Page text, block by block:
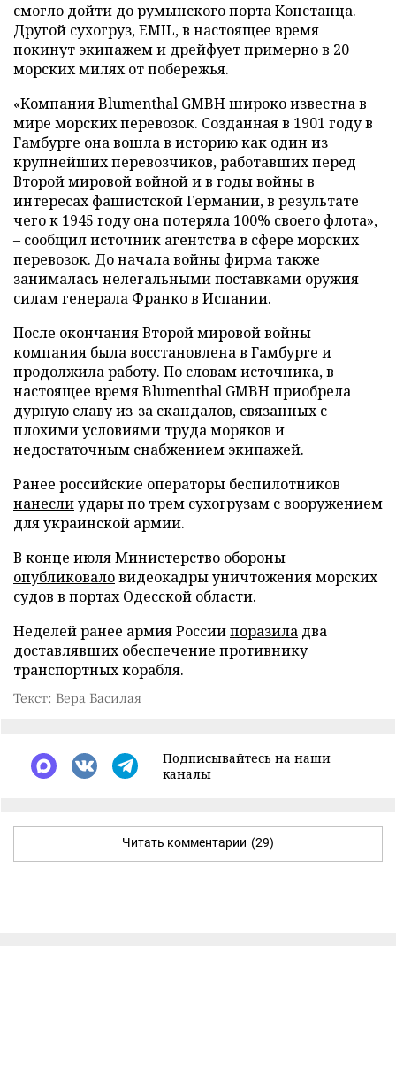
смогло дойти до румынского порта Констанца.
Другой сухогруз, EMIL, в настоящее время
покинут экипажем и дрейфует примерно в 20
морских милях от побережья.
«Компания Blumenthal GMBH широко известна в
мире морских перевозок. Созданная в 1901 году в
Гамбурге она вошла в историю как один из
крупнейших перевозчиков, работавших перед
Второй мировой войной и в годы войны в
интересах фашистской Германии, в результате
чего к 1945 году она потеряла 100% своего флота»,
– сообщил источник агентства в сфере морских
перевозок. До начала войны фирма также
занималась нелегальными поставками оружия
силам генерала Франко в Испании.
После окончания Второй мировой войны
компания была восстановлена в Гамбурге и
продолжила работу. По словам источника, в
настоящее время Blumenthal GMBH приобрела
дурную славу из-за скандалов, связанных с
плохими условиями труда моряков и
недостаточным снабжением экипажей.
Ранее российские операторы беспилотников
нанеслиудары по трем сухогрузам с вооружением
для украинской армии.
В конце июля Министерство обороны
опубликоваловидеокадры уничтожения морских
судов в портах Одесской области.
Неделей ранее армия Россиипоразила два
доставлявших обеспечение противнику
транспортных корабля.
Текст: Вера Басилая
Подписывайтесь на наши
каналы
Читать комментарии (29)